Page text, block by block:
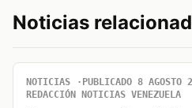
Noticias
NOTICIAS PUBLICADO 8 AGOSTO
REDACCIÓN NOTICIAS VENEZUELA